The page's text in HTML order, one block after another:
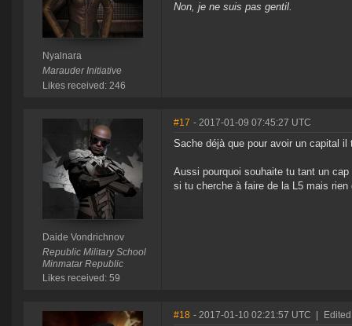
Nyalnara
Marauder Initiative
Likes received: 246
Non, je ne suis pas gentil.
Daide Vondrichnov
Republic Military School
Minmatar Republic
Likes received: 59
#17 - 2017-01-09 07:45:27 UTC
Sache déjà que pour avoir un capital
Aussi pourquoi souhaite tu tant un
si tu cherche à faire de la L5 mais
#18 - 2017-01-10 02:21:57 UTC